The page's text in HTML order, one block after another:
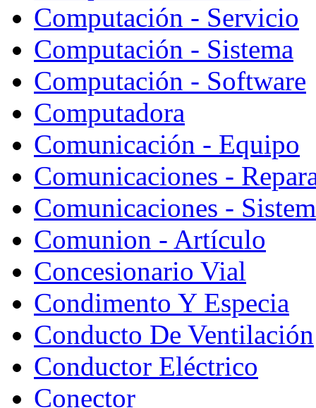
Computación - Servicio
Computación - Sistema
Computación - Software
Computadora
Comunicación - Equipo
Comunicaciones -
Comunicaciones -
Comunion - Artículo
Concesionario Vial
Condimento Y Especia
Conducto De Ventilación
Conductor Eléctrico
Conector